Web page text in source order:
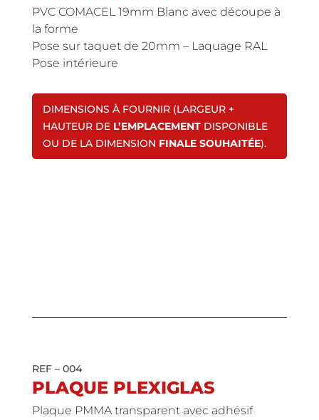
PVC COMACEL 19mm Blanc avec découpe à
la forme
Pose sur taquet de 20mm – Laquage RAL
Pose intérieure
DIMENSIONS À FOURNIR (LARGEUR +
HAUTEUR DE L’EMPLACEMENTDISPONIBLE
OU DE LA DIMENSION FINALE SOUHAITÉE).
REF – 004
PLAQUE PLEXIGLAS
Plaque PMMA transparent avec adhésif